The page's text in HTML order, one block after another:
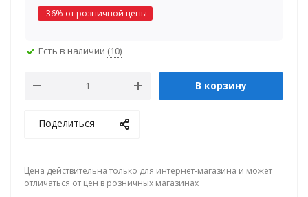
-36% от розничной цены
Есть в наличии (10)
В корзину
Поделиться
Цена действительна только для интернет-магазина и может
отличаться от цен в розничных магазинах